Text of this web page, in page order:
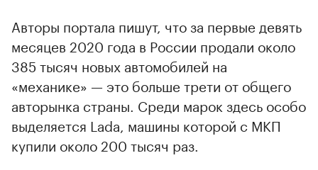
Авторы портала пишут, что за первые девять
месяцев 2020 года в России продали около
385 тысяч новых автомобилей на
«механике» — это больше трети от общего
авторынка страны. Среди марок здесь особо
выделяется Lada, машины которой с МКП
купили около 200 тысяч раз.